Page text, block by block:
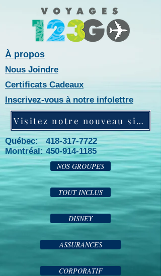
À propos
Nous Joindre
Certificats Cadeaux
Inscrivez-vous à notre infolettre
Visitez notre nouveau site web!
Québec: 418-317-7722
Montréal:450-914-1185
NOS GROUPES
TOUT INCLUS
DISNEY
ASSURANCES
CORPORATIF